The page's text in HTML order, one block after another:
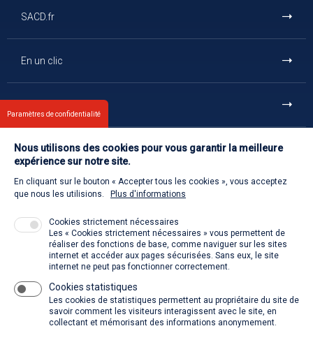
SACD.fr
En un clic
La SACD partout, quand vous voulez
Contact
Retour à l'accueil
Venir à la SACD
Paramètres de confidentialité
Nous utilisons des cookies pour vous garantir la meilleure
expérience sur notre site.
En cliquant sur le bouton « Accepter tous les cookies », vous acceptez
que nous les utilisions.
Plus d'informations
Cookies strictement nécessaires
Les « Cookies strictement nécessaires » vous permettent de
réaliser des fonctions de base, comme naviguer sur les sites
internet et accéder aux pages sécurisées. Sans eux, le site
internet ne peut pas fonctionner correctement.
Cookies statistiques
Les cookies de statistiques permettent au propriétaire du site de
savoir comment les visiteurs interagissent avec le site, en
collectant et mémorisant des informations anonymement.